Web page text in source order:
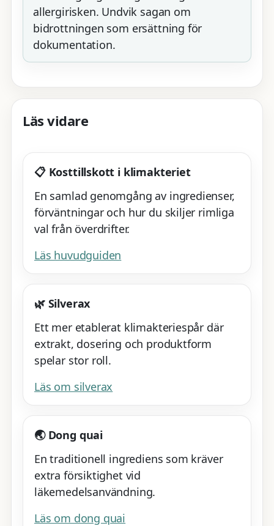
allergirisken. Undvik sagan om
bidrottningen som ersättning för
dokumentation.
Läs vidare
📋 Kosttillskott i klimakteriet
En samlad genomgång av ingredienser,
förväntningar och hur du skiljer rimliga
val från överdrifter.
Läs huvudguiden
🌿 Silverax
Ett mer etablerat klimakteriespår där
extrakt, dosering och produktform
spelar stor roll.
Läs om silverax
🌏 Dong quai
En traditionell ingrediens som kräver
extra försiktighet vid
läkemedelsanvändning.
Läs om dong quai